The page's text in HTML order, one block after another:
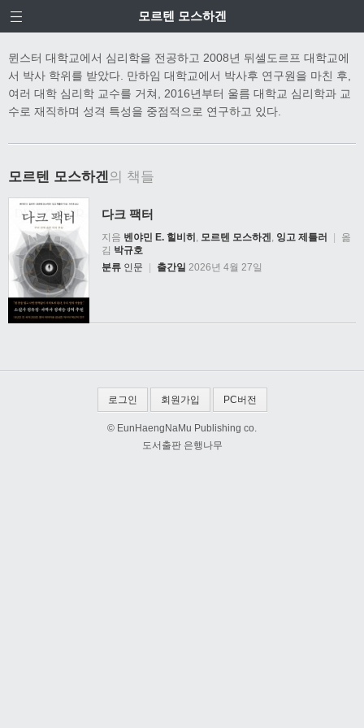
모르텐 모스하겐
뮌스터 대학교에서 심리학을 전공하고 2008년 뒤셀도르프 대학교에
서 박사 학위를 받았다. 만하임 대학교에서 박사후 연구원을 마친 후,
여러 대학 심리학 교수를 거쳐, 2016년부터 울름 대학교 심리학과 교
수로 재직하며 성격 특성을 중점적으로 연구하고 있다.
모르텐 모스하겐의 책들
다크 팩터
지음 벤야민 E. 힐비히 , 모르텐 모스하겐, 잉고 제틀러
옮
김 박규호
분류 인문 출간일 2026년 4월 27일
로그인 회원가입 PC버전
© EunHaengNaMu Publishing co.
도서출판 은행나무